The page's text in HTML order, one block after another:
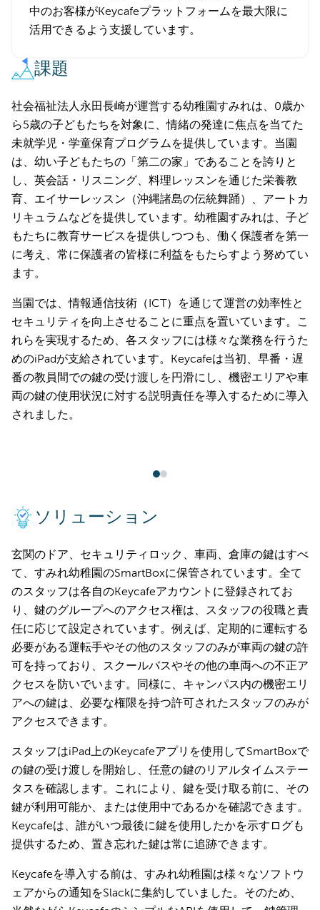
中のお客様がKeycafeプラットフォームを最大限に
活用できるよう支援しています。
課題
社会福祉法人永田長崎が運営する幼稚園すみれは、0歳か
ら5歳の子どもたちを対象に、情緒の発達に焦点を当てた
未就学児・学童保育プログラムを提供しています。当園
は、幼い子どもたちの「第二の家」であることを誇りと
し、英会話・リスニング、料理レッスンを通じた栄養教
育、エイサーレッスン（沖縄諸島の伝統舞踊）、アートカ
リキュラムなどを提供しています。幼稚園すみれは、子ど
もたちに教育サービスを提供しつつも、働く保護者を第一
に考え、常に保護者の皆様に利益をもたらすよう努めてい
ます。
当園では、情報通信技術（ICT）を通じて運営の効率性と
セキュリティを向上させることに重点を置いています。こ
れらを実現するため、各スタッフには様々な業務を行うた
めのiPadが支給されています。Keycafeは当初、早番・遅
番の教員間での鍵の受け渡しを円滑にし、機密エリアや車
両の鍵の使用状況に対する説明責任を導入するために導入
されました。
ソリューション
玄関のドア、セキュリティロック、車両、倉庫の鍵はすべ
て、すみれ幼稚園のSmartBoxに保管されています。全て
のスタッフは各自のKeycafeアカウントに登録されてお
り、鍵のグループへのアクセス権は、スタッフの役職と責
任に応じて設定されています。例えば、定期的に運転する
必要がある運転手やその他のスタッフのみが車両の鍵の許
可を持っており、スクールバスやその他の車両への不正ア
クセスを防いでいます。同様に、キャンパス内の機密エリ
アへの鍵は、必要な権限を持つ許可されたスタッフのみが
アクセスできます。
スタッフはiPad上のKeycafeアプリを使用してSmartBoxで
の鍵の受け渡しを開始し、任意の鍵のリアルタイムステー
タスを確認します。これにより、鍵を受け取る前に、その
鍵が利用可能か、または使用中であるかを確認できます。
Keycafeは、誰がいつ最後に鍵を使用したかを示すログも
提供するため、置き忘れた鍵は常に追跡できます。
Keycafeを導入する前は、すみれ幼稚園は様々なソフトウ
ェアからの通知をSlackに集約していました。そのため、